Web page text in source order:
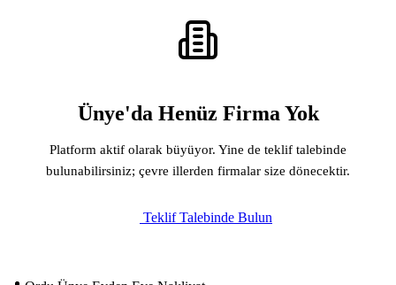
Ünye'da Henüz Firma Yok
Platform aktif olarak büyüyor. Yine de teklif talebinde
bulunabilirsiniz; çevre illerden firmalar size dönecektir.
Teklif Talebinde Bulun